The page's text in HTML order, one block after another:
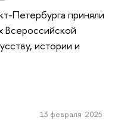
Петербурга приняли
Всероссийской
истории и
13 февраля 2025